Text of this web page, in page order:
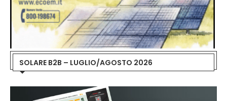
SOLARE B2B – LUGLIO/AGOSTO 2026